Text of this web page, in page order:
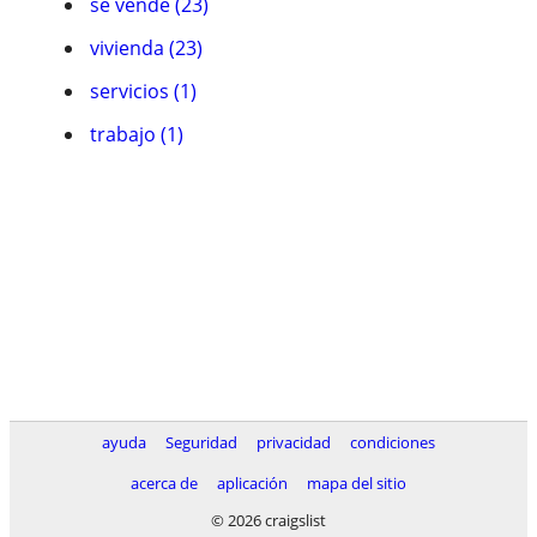
vivienda (23)
servicios (1)
trabajo (1)
ayuda Seguridad privacidad
condiciones
acerca de
aplicación
mapa del sitio
© 2026 craigslist